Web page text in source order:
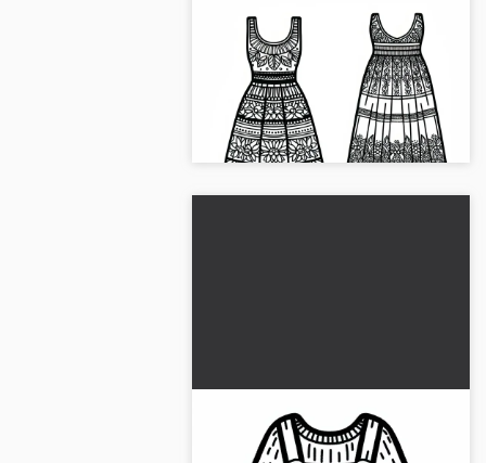
Gratis fargeleggingsmal av
en maxikjole – klær å
fargelegge
Få tak i den gratis malemalen av et
maxikjole. Ideell for kreative
fargeleggingstimer!...
Playsuit fargeleggingsmal
for klær gratis nedlastning